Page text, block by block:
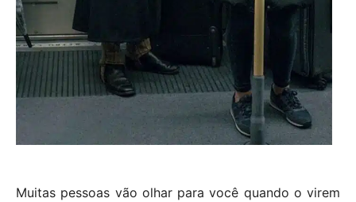
Muitas pessoas vão olhar para você quando o virem